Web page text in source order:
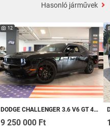
Hasonló járművek
12
DODGE CHALLENGER 3.6 V6 GT 4X4 / SPORT KIPUFOGÓ / ALCANTARA / MAGYAR RENDSZÁM
9 250 000 Ft